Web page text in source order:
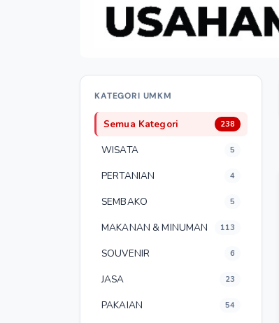
KATEGORI UMKM
Semua Kategori 238
WISATA 5
PERTANIAN 4
SEMBAKO 5
MAKANAN & MINUMAN 113
SOUVENIR 6
JASA 23
PAKAIAN 54